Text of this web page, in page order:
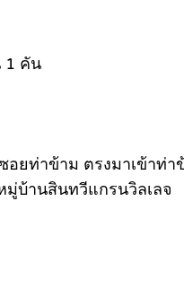
1 คัน
อยท่าข้าม ตรงมาเข้าท่า
บ้านสินทวีแกรนวิลเลจ